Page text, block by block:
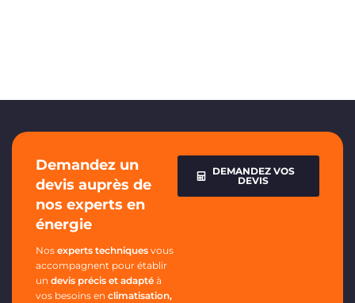
Demandez un
devis auprès de
nos experts en
énergie
Nos experts techniques vous
accompagnent pour établir
un devis précis et adapté à
vos besoins en climatisation,
DEMANDEZ VOS
DEVIS